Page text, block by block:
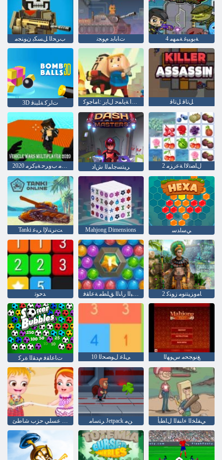
ﺏﺮﺤﻟﺍ ﻞﺴﻜﺑ ﻥﻮﻨﺠﻣ ﺕﺎﺑﺎﺑﺩ ﻡﻮﺠﻧ 4 ﺔﺑﻮﺒﻴﻏ ﺔﻤﻬﻣ
3D ﺕﺍﺮﻛ ﺔﻠﺒﻨﻗ ﺔﻴﺗﺎﺒﻨﻟﺍ ﻑﺎﻨﺻﻷ ﺍ ﺔﻳﺎﻤﺣ ﻝﺎﻳﺭ :ﺎﻣﺎﺟﻮﻛ ﻞﺗﺎﻗ ﻞﺗﺎﻗ
2020 ﺓﺩﺪﻌﺘﻣ ﺏﻭﺮﺣ ﺔﺒﻛﺮﻣ ﺮﻴﺘﺴﺟﺎﻤﻟﺍ ﺵﺍﺩ 2 ﻝﺎﺼﺗﻻ ﺍ ﺔﻋﺭﺰﻣ
Tanki ﺖﻧﺮﺘﻧﻹ ﺍ ﺮﺒﻋ Mahjong Dimensions ﻲﺳﺍﺪﺳ
ﺪﺣﻮﺗ ﺮﺤﺒﻟﺍ ﺭﺎﻨﻟﺍ ﻖﻠﻄﻣ ﺔﻋﺎﻘﻓ 2 ﺎﻣﻭﺰﻴﺘﻧﻮﻣ ﺯﻮﻨﻛ
ﺕﺎﻋﺎﻘﻓ ﻡﺪﻘﻟﺍ ﺓﺮﻛ 10 ﻰﻠﻋ ﻝﻮﺼﺤﻟﺍ ﻎﻧﻮﺠﺤﻣ ﺱﻮﻬﻟﺍ
طفل عسلي حزب شاطئ ﺮﺘﺳﺎﻣ Jetpack ﻦﻣ ﻲﻔﻠﺨﻟﺍ ءﺎﻨﻔﻟﺍ ﻝﺎﻄﺑﺃ